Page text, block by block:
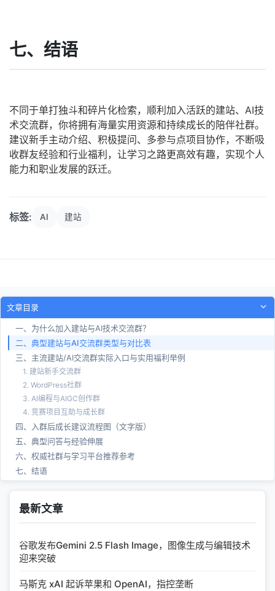
七、结语
不同于单打独斗和碎片化检索，顺利加入活跃的建站、AI技
术交流群，你将拥有海量实用资源和持续成长的陪伴社群。
建议新手主动介绍、积极提问、多参与点项目协作，不断吸
收群友经验和行业福利，让学习之路更高效有趣，实现个人
能力和职业发展的跃迁。
标签: AI 建站
文章目录
一、为什么加入建站与AI技术交流群？
二、典型建站与AI交流群类型与对比表
三、主流建站/AI交流群实际入口与实用福利举例
1. 建站新手交流群
2. WordPress社群
3. AI编程与AIGC创作群
4. 竞赛项目互助与成长群
四、入群后成长建议流程图（文字版）
五、典型问答与经验伸展
六、权威社群与学习平台推荐参考
七、结语
最新文章
谷歌发布Gemini 2.5 Flash Image，图像生成与编辑技术
迎来突破
马斯克 xAI 起诉苹果和 OpenAI，指控垄断